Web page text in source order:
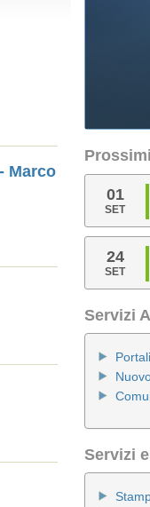
Marco
01
SET
24
SET
Servizi
Servizi